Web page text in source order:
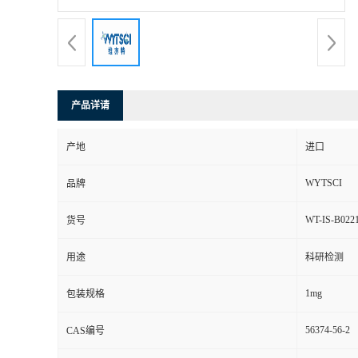
产品详请
产地 进口
品牌 WYTSCI
货号 WT-IS-
用途 科研检测
包装规格 1mg
CAS编号 56374-56-2